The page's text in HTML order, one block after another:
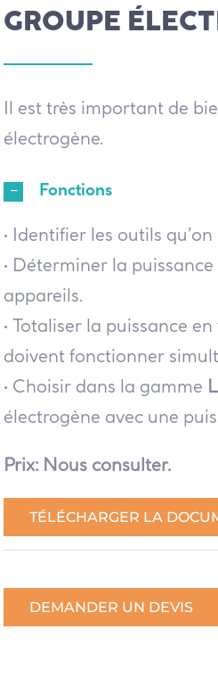
GROUPE
Il est très important de
électrogène.
Fonctions
• Identifier les outils qu’on
• Déterminer la
appareils.
• Totaliser la puissance
doivent fonctionner
• Choisir dans la gamme
électrogène avec une
Prix: Nous consulter.
TÉLÉCHARGER LA
DEMANDER UN DEVIS